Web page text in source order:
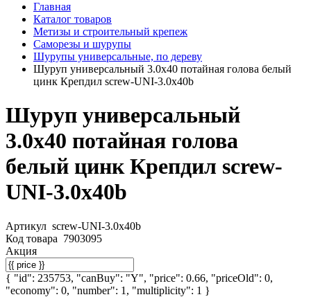
Главная
Каталог товаров
Метизы и строительный крепеж
Саморезы и шурупы
Шурупы универсальные, по дереву
Шуруп универсальный 3.0х40 потайная голова белый
цинк Крепдил screw-UNI-3.0х40b
Шуруп универсальный
3.0х40 потайная голова
белый цинк Крепдил screw-
UNI-3.0х40b
Артикул screw-UNI-3.0х40b
Код товара 7903095
Акция
{ "id": 235753, "canBuy": "Y", "price": 0.66, "priceOld": 0,
"economy": 0, "number": 1, "multiplicity": 1 }